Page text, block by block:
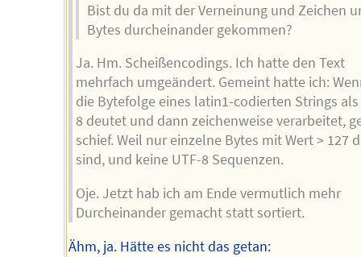
Bist du da mit der Verneinung und Zeichen
Bytes durcheinander gekommen?
Ja. Hm. Scheißencodings. Ich hatte den Text
mehrfach umgeändert. Gemeint hatte ich:
die Bytefolge eines latin1-codierten Strings als
8 deutet und dann zeichenweise verarbeitet,
schief. Weil nur einzelne Bytes mit Wert > 127
sind, und keine UTF-8 Sequenzen.
Oje. Jetzt hab ich am Ende vermutlich mehr
Durcheinander gemacht statt sortiert.
Ähm, ja. Hätte es nicht das getan: